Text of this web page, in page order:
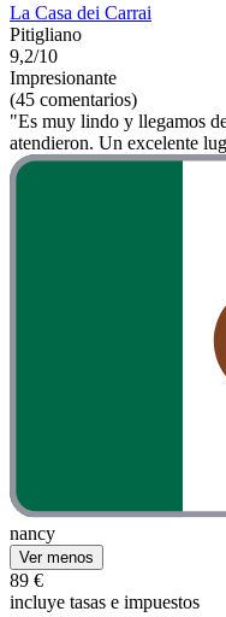
La Casa dei Carrai
Pitigliano
9,2/10
Impresionante
(45 comentarios)
"Es muy lindo y llegamos
atendieron. Un excelente
nancy
Ver menos
89 €
incluye tasas e impuestos